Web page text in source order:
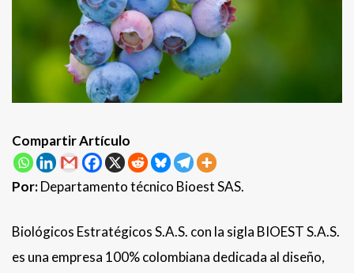
Compartir Artículo
Por:Departamento técnico Bioest SAS.
Biológicos Estratégicos S.A.S. con la sigla BIOEST S.A.S.
es una empresa 100% colombiana dedicada al diseño,